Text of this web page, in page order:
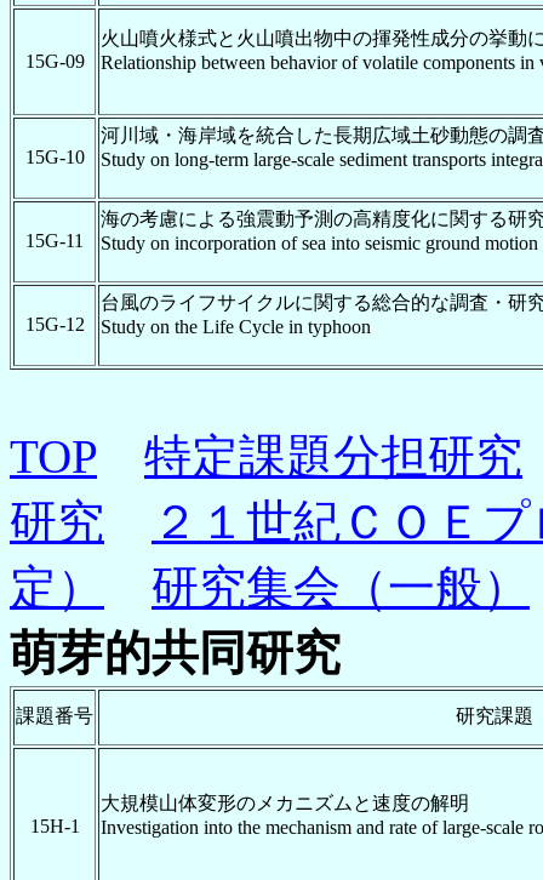
15G-09
火山噴火様式と火山噴出物中の揮発性成分の挙動
Relationship between behavior of volatile components
15G-10
河川域・海岸域を統合した長期広域土砂動態の調
Study on long-term large-scale sediment transports
15G-11
海の考慮による強震動予測の高精度化に関する研
Study on incorporation of sea into seismic ground
15G-12
台風のライフサイクルに関する総合的な調査・研
Study on the Life Cycle in typhoon
TOP
特定課題分担研究
研究
２１世紀ＣＯＥ
定）
研究集会（一般）
萌芽的共同研究
課題番号 研究課題
15H-1
大規模山体変形のメカニズムと速度の解明
Investigation into the mechanism and rate of large-scale